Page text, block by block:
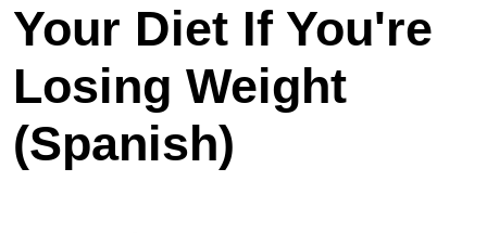
Your Diet If You're
Losing Weight
(Spanish)